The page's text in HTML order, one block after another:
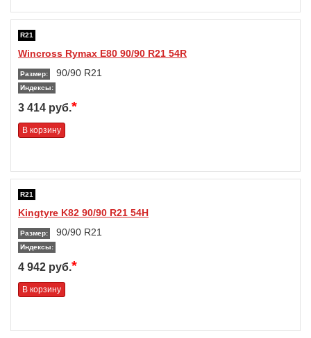
R21
Wincross Rymax E80 90/90 R21 54R
Размер: 90/90 R21
Индексы:
3 414 руб.*
В корзину
R21
Kingtyre K82 90/90 R21 54H
Размер: 90/90 R21
Индексы:
4 942 руб.*
В корзину